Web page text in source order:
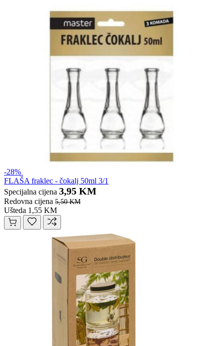
-28%
FLAŠA fraklec - čokalj 50ml 3/1
Specijalna cijena 3,95 KM
Redovna cijena 5,50 KM
Ušteda 1,55 KM